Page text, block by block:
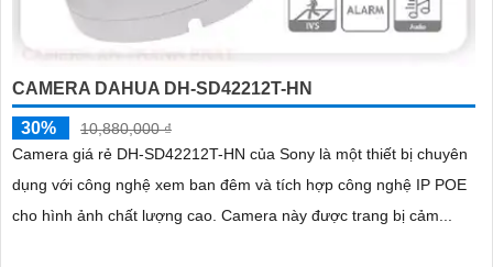
CAMERA DAHUA DH-SD42212T-HN
30%
10,880,000 ₫
Camera giá rẻ DH-SD42212T-HN của Sony là một thiết bị chuyên
dụng với công nghệ xem ban đêm và tích hợp công nghệ IP POE
cho hình ảnh chất lượng cao. Camera này được trang bị cảm...